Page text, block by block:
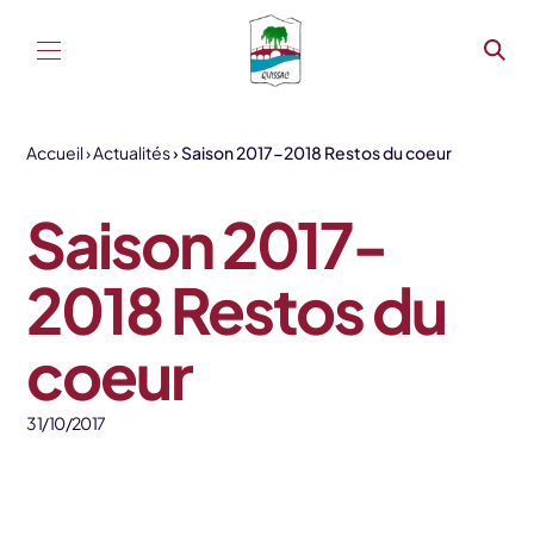
Accueil Actualités Saison 2017-2018 Restos du coeur
Saison 2017-
2018 Restos du
coeur
31/10/2017